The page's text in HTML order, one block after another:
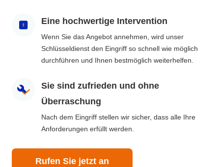
Eine hochwertige Intervention
Wenn Sie das Angebot annehmen, wird unser
Schlüsseldienst den Eingriff so schnell wie möglich
durchführen und Ihnen bestmöglich weiterhelfen.
Sie sind zufrieden und ohne
Überraschung
Nach dem Eingriff stellen wir sicher, dass alle Ihre
Anforderungen erfüllt werden.
Rufen Sie jetzt an